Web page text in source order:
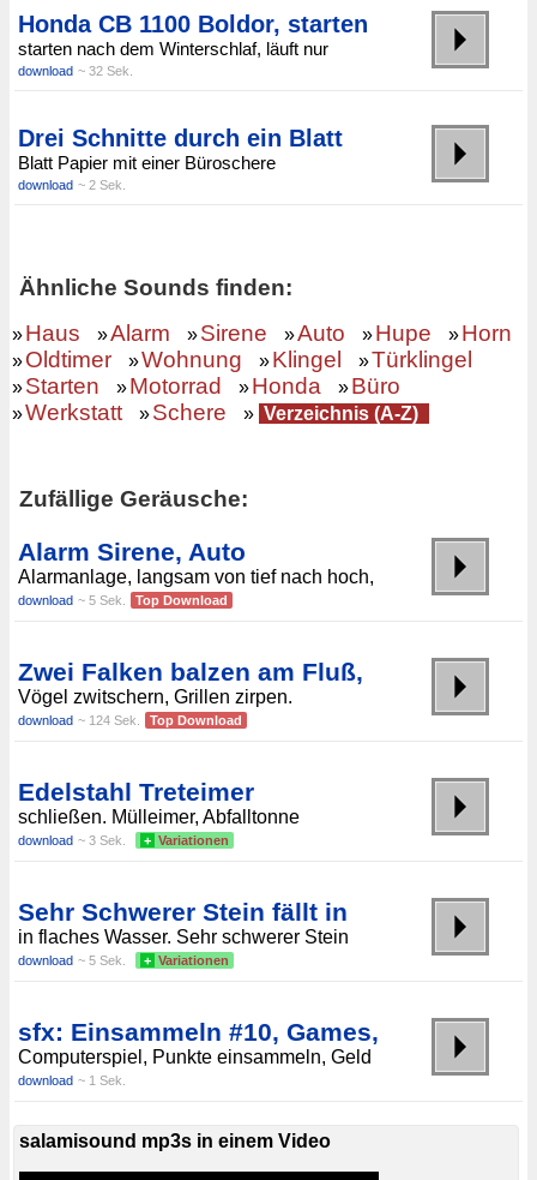
Honda CB 1100 Boldor, starten
starten nach dem Winterschlaf, läuft nur
download ~ 32 Sek.
Drei Schnitte durch ein Blatt
Blatt Papier mit einer Büroschere
download ~ 2 Sek.
Ähnliche Sounds finden:
»Haus »Alarm »Sirene »Auto »Hupe »Horn
»Oldtimer »Wohnung »Klingel »Türklingel
»Starten »Motorrad »Honda »Büro
»Werkstatt »Schere » Verzeichnis (A-Z)
Zufällige Geräusche:
Alarm Sirene, Auto
Alarmanlage, langsam von tief nach hoch,
download ~ 5 Sek. Top Download
Zwei Falken balzen am Fluß,
Vögel zwitschern, Grillen zirpen.
download ~ 124 Sek. Top Download
Edelstahl Treteimer
schließen. Mülleimer, Abfalltonne
download ~ 3 Sek. + Variationen
Sehr Schwerer Stein fällt in
in flaches Wasser. Sehr schwerer Stein
download ~ 5 Sek. + Variationen
sfx: Einsammeln #10, Games,
Computerspiel, Punkte einsammeln, Geld
download ~ 1 Sek.
salamisound mp3s in einem Video